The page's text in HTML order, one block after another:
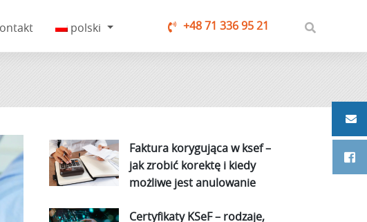
polski +48 71 336 95 21
Faktura korygująca w ksef –
jak zrobić korektę i kiedy
możliwe jest anulowanie
Certyfikaty KSeF – rodzaje,